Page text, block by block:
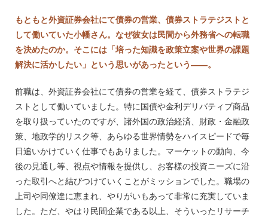
もともと外資証券会社にて債券の営業、債券ストラテジストと
して働いていた小幡さん。なぜ彼女は民間から外務省への転職
を決めたのか。そこには「培った知識を政策立案や世界の課題
解決に活かしたい」という思いがあったという――。
前職は、外資証券会社にて債券の営業を経て、債券ストラテジ
ストとして働いていました。特に国債や金利デリバティブ商品
を取り扱っていたのですが、諸外国の政治経済、財政・金融政
策、地政学的リスク等、あらゆる世界情勢をハイスピードで毎
日追いかけていく仕事でもありました。マーケットの動向、今
後の見通し等、視点や情報を提供し、お客様の投資ニーズに沿
った取引へと結びつけていくことがミッションでした。職場の
上司や同僚達に恵まれ、やりがいもあって非常に充実していま
した。ただ、やはり民間企業である以上、そういったリサーチ